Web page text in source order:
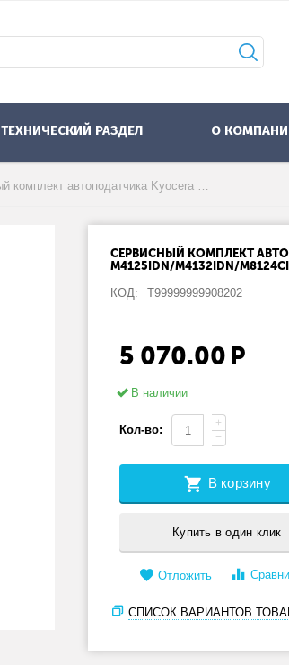
ТЕХНИЧЕСКИЙ РАЗДЕЛ О
Сервисный комплект автоподатчика Kyocera MK-6110 (1702P10UN0) для M4125idn/M4132idn/M8124cidn/M8130cidn
СЕРВИСНЫЙ КОМПЛЕКТ
M4125IDN/M4132IDN/
КОД:
Т99999999908202
5 070.00 Р
В наличии
Кол-во:
+
−
В корзину
Купить в один клик
Отложить
СПИСОК ВАРИАНТОВ